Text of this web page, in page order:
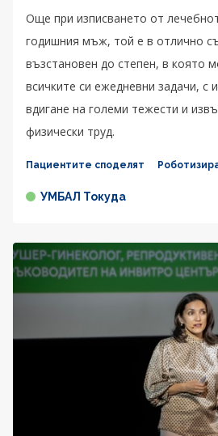
Още при изписването от
годишния мъж, той е в отлично
възстановен до степен, в която
всичките си ежедневни задачи, с
вдигане на големи тежести и
физически труд.
Пациентите споделят
УМБАЛ Токуда